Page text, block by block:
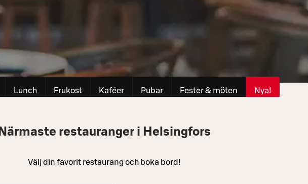
Lunch Frukost Kaféer Pubar Fester & möten Nya!
Närmaste restauranger i Helsingfors
Välj din favorit restaurang och boka bord!